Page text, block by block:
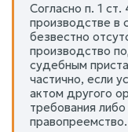
Согласно п. 1
производстве в
безвестно
производство
судебным
частично, если
актом другого
требования
правопреемство.